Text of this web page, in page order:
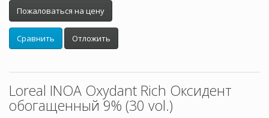
Пожаловаться на цену
Сравнить Отложить
Loreal INOA Oxydant Rich Оксидент
обогащенный 9% (30 vol.)